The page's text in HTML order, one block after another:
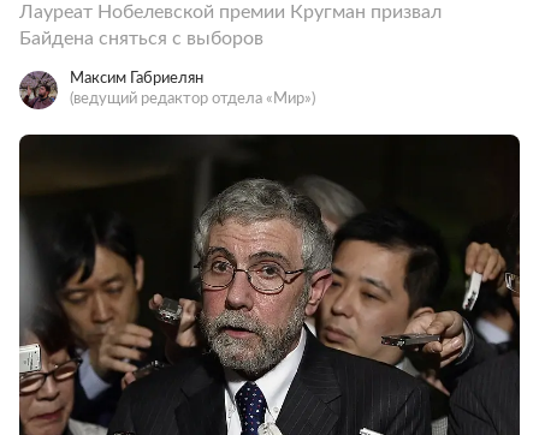
Лауреат Нобелевской премии Кругман призвал
Байдена сняться с выборов
Максим Габриелян
(ведущий редактор отдела «Мир»)